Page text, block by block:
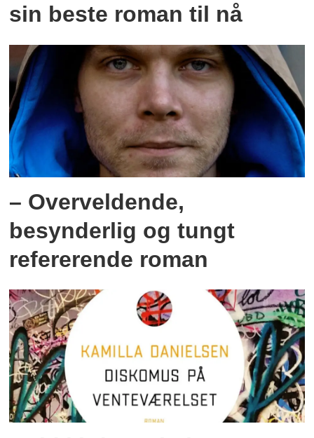
sin beste roman til nå
– Overveldende,
besynderlig og tungt
refererende roman